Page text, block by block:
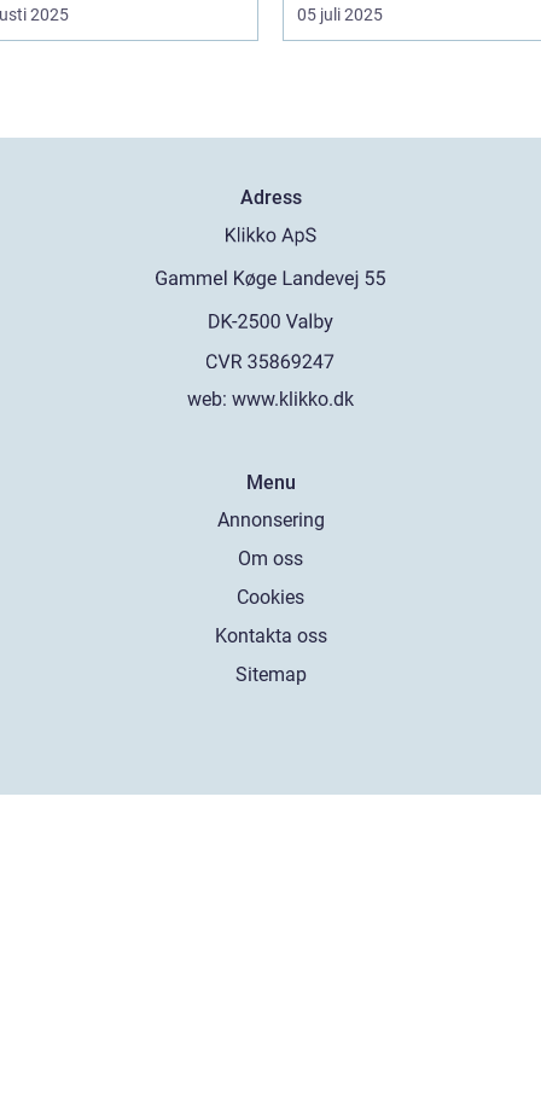
2025 05 juli 2025
Adress
web: www.klikko.dk
Menu
Annonsering
Om oss
Cookies
Kontakta oss
Sitemap